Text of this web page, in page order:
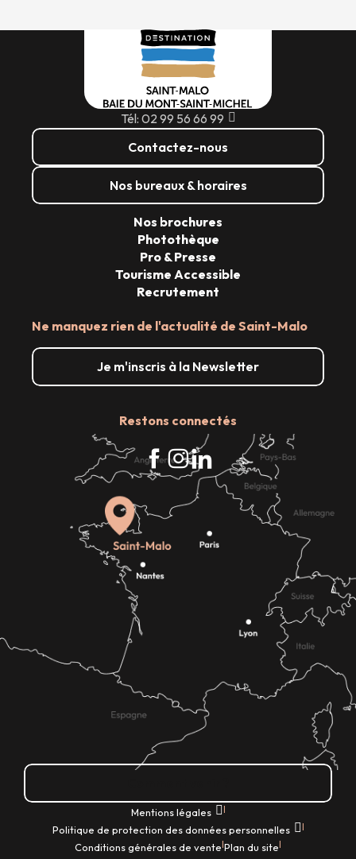
Tél: 02 99 56 66 99
Contactez-nous
Nos bureaux & horaires
Ne manquez rien de l'actualité de Saint-Malo
Je m'inscris à la Newsletter
Restons connectés
Nos brochures
Photothèque
Pro & Presse
Tourisme Accessible
Recrutement
Mentions légales |
Politique de protection des données personnelles |
Conditions générales de vente|Plan du site|